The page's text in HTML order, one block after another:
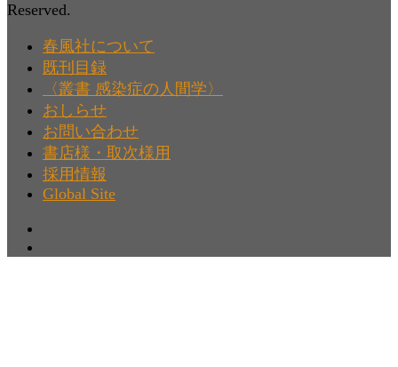
Reserved.
春風社について
既刊目録
〈叢書 感染症の人間学〉
おしらせ
お問い合わせ
書店様・取次様用
採用情報
Global Site